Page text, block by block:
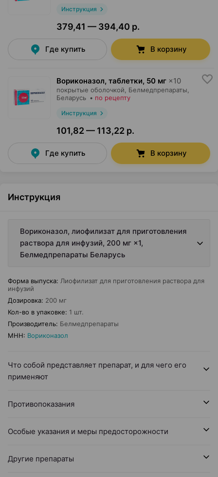
Инструкция
379,41 — 394,40 р.
Где купить В корзину
Вориконазол, таблетки, 50 мг ×10
покрытые оболочкой, Белмедпрепараты
Беларусь • по рецепту
Инструкция
101,82 — 113,22 р.
Где купить В корзину
Инструкция
Вориконазол, лиофилизат для приготовления
раствора для инфузий, 200 мг ×1,
Белмедпрепараты Беларусь
Форма выпуска: Лиофилизат для приготовления раствора для
инфузий
Дозировка: 200 мг
Кол-во в упаковке: 1 шт.
Производитель: Белмедпрепараты
МНН: Вориконазол
Что собой представляет препарат, и для чего его
применяют
Противопоказания
Особые указания и меры предосторожности
Другие препараты